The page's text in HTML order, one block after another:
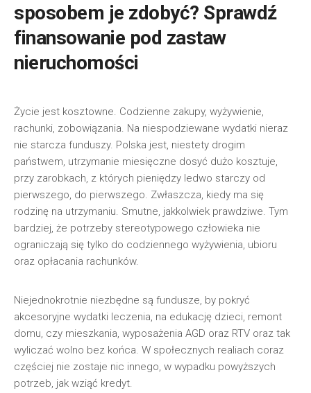
sposobem je zdobyć? Sprawdź
finansowanie pod zastaw
nieruchomości
Życie jest kosztowne. Codzienne zakupy, wyżywienie,
rachunki, zobowiązania. Na niespodziewane wydatki nieraz
nie starcza funduszy. Polska jest, niestety drogim
państwem, utrzymanie miesięczne dosyć dużo kosztuje,
przy zarobkach, z których pieniędzy ledwo starczy od
pierwszego, do pierwszego. Zwłaszcza, kiedy ma się
rodzinę na utrzymaniu. Smutne, jakkolwiek prawdziwe. Tym
bardziej, że potrzeby stereotypowego człowieka nie
ograniczają się tylko do codziennego wyżywienia, ubioru
oraz opłacania rachunków.
Niejednokrotnie niezbędne są fundusze, by pokryć
akcesoryjne wydatki leczenia, na edukację dzieci, remont
domu, czy mieszkania, wyposażenia AGD oraz RTV oraz tak
wyliczać wolno bez końca. W społecznych realiach coraz
częściej nie zostaje nic innego, w wypadku powyższych
potrzeb, jak wziąć kredyt.